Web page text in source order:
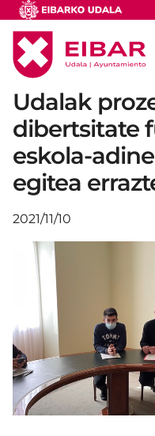
Udalak
dibertsitate
eskola-
egitea
2021/11/10